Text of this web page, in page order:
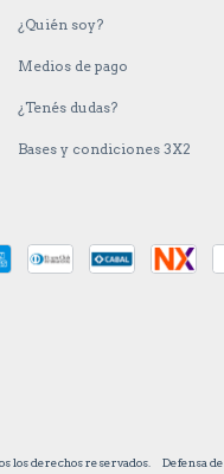
¿Quién soy?
Medios de pago
¿Tenés dudas?
Bases y condiciones 3X2
los derechos reservados. Defensa